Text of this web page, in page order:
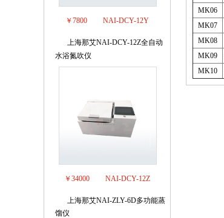
￥7800 NAI-DCY-12Y
上海那艾NAI-DCY-12Z全自动
水浴氮吹仪
￥34000 NAI-DCY-12Z
上海那艾NAI-ZLY-6D多功能蒸
馏仪
MK06
MK07
MK08
MK09
MK10